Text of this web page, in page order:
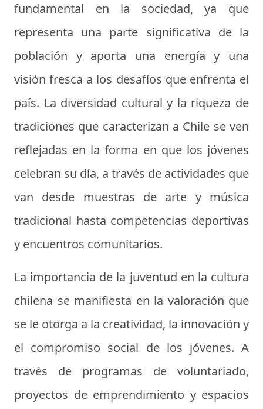
fundamental en la sociedad, ya que
representa una parte significativa de la
población y aporta una energía y una
visión fresca a los desafíos que enfrenta el
país. La diversidad cultural y la riqueza de
tradiciones que caracterizan a Chile se ven
reflejadas en la forma en que los jóvenes
celebran su día, a través de actividades que
van desde muestras de arte y música
tradicional hasta competencias deportivas
y encuentros comunitarios.
La importancia de la juventud en la cultura
chilena se manifiesta en la valoración que
se le otorga a la creatividad, la innovación y
el compromiso social de los jóvenes. A
través de programas de voluntariado,
proyectos de emprendimiento y espacios